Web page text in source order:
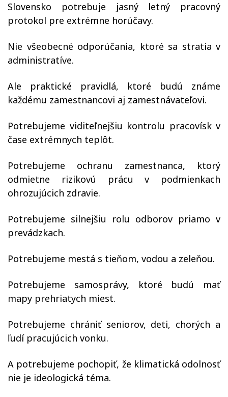
Slovensko potrebuje jasný letný pracovný
protokol pre extrémne horúčavy.
Nie všeobecné odporúčania, ktoré sa stratia v
administratíve.
Ale praktické pravidlá, ktoré budú známe
každému zamestnancovi aj zamestnávateľovi.
Potrebujeme viditeľnejšiu kontrolu pracovísk v
čase extrémnych teplôt.
Potrebujeme ochranu zamestnanca, ktorý
odmietne rizikovú prácu v podmienkach
ohrozujúcich zdravie.
Potrebujeme silnejšiu rolu odborov priamo v
prevádzkach.
Potrebujeme mestá s tieňom, vodou a zeleňou.
Potrebujeme samosprávy, ktoré budú mať
mapy prehriatych miest.
Potrebujeme chrániť seniorov, deti, chorých a
ľudí pracujúcich vonku.
A potrebujeme pochopiť, že klimatická odolnosť
nie je ideologická téma.